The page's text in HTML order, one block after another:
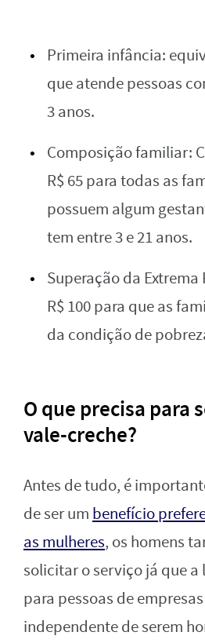
Primeira infância:
que atende pessoas
3 anos.
Composição familiar:
R$ 65 para todas as
possuem algum
tem entre 3 e 21 anos.
Superação da Extrema
R$ 100 para que as
da condição de
O que precisa para
vale-creche?
Antes de tudo, é
de ser um benefício
as mulheres, os homens
solicitar o serviço já que a
para pessoas de
independente de serem